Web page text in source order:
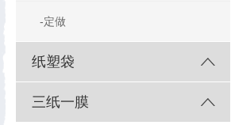
-定做
纸塑袋
三纸一膜